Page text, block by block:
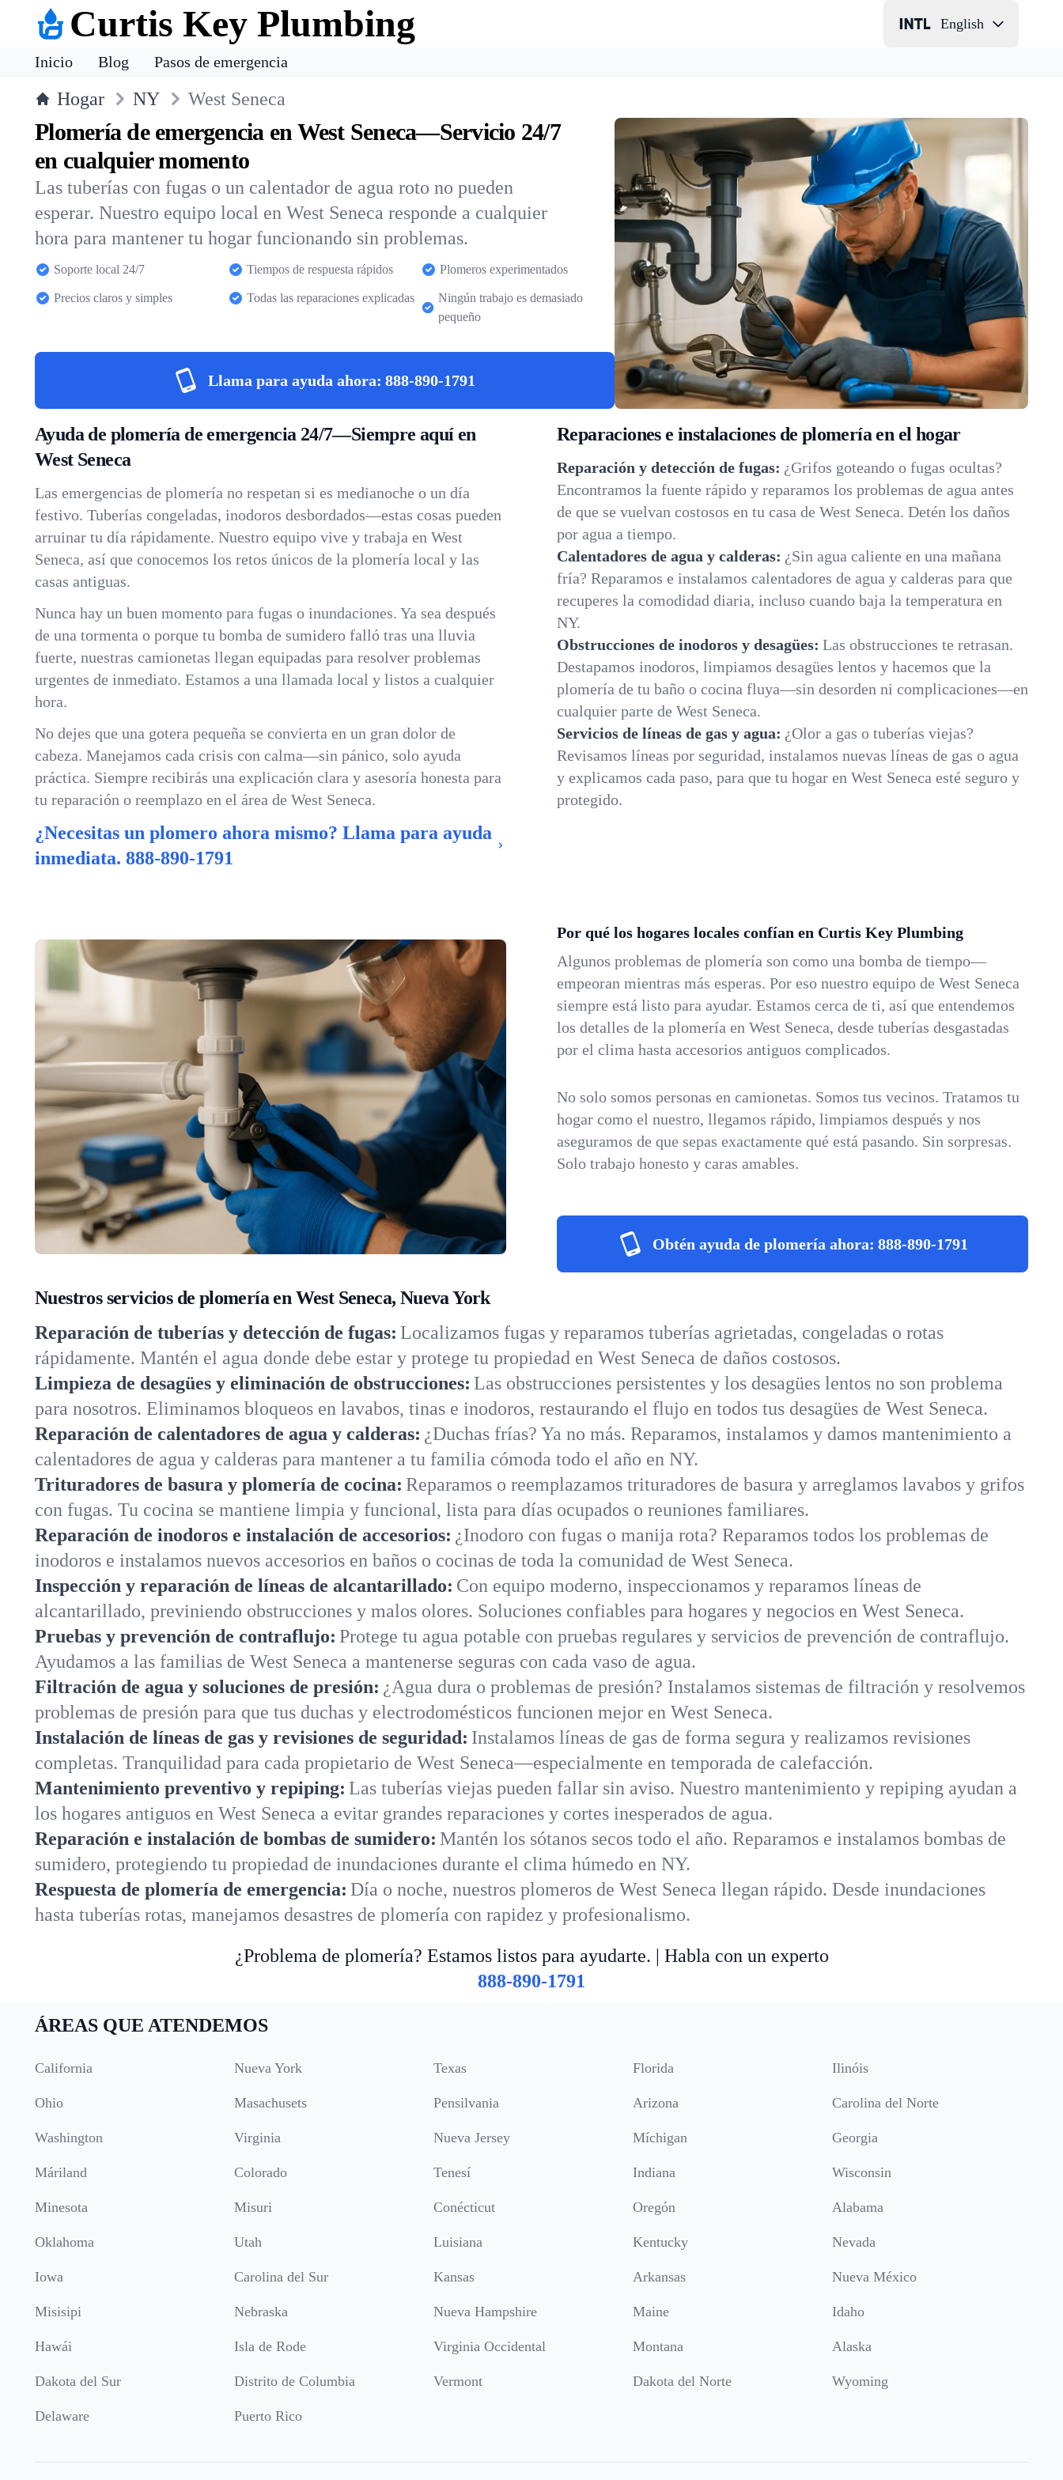
Curtis Key Plumbing English
Inicio Blog Pasos de emergencia
Hogar NY West Seneca
Plomería de emergencia en West Seneca—Servicio 24/7
en cualquier momento
Las tuberías con fugas o un calentador de agua roto no pueden
esperar. Nuestro equipo local en West Seneca responde a cualquier
hora para mantener tu hogar funcionando sin problemas.
Soporte local 24/7 Tiempos de respuesta rápidos Plomeros experimentados
Precios claros y simples Todas las reparaciones explicadas
Ningún trabajo es demasiado
pequeño
Llama para ayuda ahora: 888-890-1791
Ayuda de plomería de emergencia 24/7—Siempre aquí en
West Seneca
Las emergencias de plomería no respetan si es medianoche o un día
festivo. Tuberías congeladas, inodoros desbordados—estas cosas pueden
arruinar tu día rápidamente. Nuestro equipo vive y trabaja en West
Seneca, así que conocemos los retos únicos de la plomería local y las
casas antiguas.
Nunca hay un buen momento para fugas o inundaciones. Ya sea después
de una tormenta o porque tu bomba de sumidero falló tras una lluvia
fuerte, nuestras camionetas llegan equipadas para resolver problemas
urgentes de inmediato. Estamos a una llamada local y listos a cualquier
hora.
No dejes que una gotera pequeña se convierta en un gran dolor de
cabeza. Manejamos cada crisis con calma—sin pánico, solo ayuda
práctica. Siempre recibirás una explicación clara y asesoría honesta para
tu reparación o reemplazo en el área de West Seneca.
¿Necesitas un plomero ahora mismo? Llama para ayuda
inmediata. 888-890-1791
Reparaciones e instalaciones de plomería en el hogar
Reparación y detección de fugas: ¿Grifos goteando o fugas ocultas?
Encontramos la fuente rápido y reparamos los problemas de agua antes
de que se vuelvan costosos en tu casa de West Seneca. Detén los daños
por agua a tiempo.
Calentadores de agua y calderas: ¿Sin agua caliente en una mañana
fría? Reparamos e instalamos calentadores de agua y calderas para que
recuperes la comodidad diaria, incluso cuando baja la temperatura en
NY.
Obstrucciones de inodoros y desagües: Las obstrucciones te retrasan.
Destapamos inodoros, limpiamos desagües lentos y hacemos que la
plomería de tu baño o cocina fluya—sin desorden ni complicaciones—en
cualquier parte de West Seneca.
Servicios de líneas de gas y agua: ¿Olor a gas o tuberías viejas?
Revisamos líneas por seguridad, instalamos nuevas líneas de gas o agua
y explicamos cada paso, para que tu hogar en West Seneca esté seguro y
protegido.
Por qué los hogares locales confían en Curtis Key Plumbing
Algunos problemas de plomería son como una bomba de tiempo—
empeoran mientras más esperas. Por eso nuestro equipo de West Seneca
siempre está listo para ayudar. Estamos cerca de ti, así que entendemos
los detalles de la plomería en West Seneca, desde tuberías desgastadas
por el clima hasta accesorios antiguos complicados.
No solo somos personas en camionetas. Somos tus vecinos. Tratamos tu
hogar como el nuestro, llegamos rápido, limpiamos después y nos
aseguramos de que sepas exactamente qué está pasando. Sin sorpresas.
Solo trabajo honesto y caras amables.
Obtén ayuda de plomería ahora: 888-890-1791
Nuestros servicios de plomería en West Seneca, Nueva York
Reparación de tuberías y detección de fugas: Localizamos fugas y reparamos tuberías agrietadas, congeladas o rotas
rápidamente. Mantén el agua donde debe estar y protege tu propiedad en West Seneca de daños costosos.
Limpieza de desagües y eliminación de obstrucciones: Las obstrucciones persistentes y los desagües lentos no son problema
para nosotros. Eliminamos bloqueos en lavabos, tinas e inodoros, restaurando el flujo en todos tus desagües de West Seneca.
Reparación de calentadores de agua y calderas: ¿Duchas frías? Ya no más. Reparamos, instalamos y damos mantenimiento a
calentadores de agua y calderas para mantener a tu familia cómoda todo el año en NY.
Trituradores de basura y plomería de cocina: Reparamos o reemplazamos trituradores de basura y arreglamos lavabos y grifos
con fugas. Tu cocina se mantiene limpia y funcional, lista para días ocupados o reuniones familiares.
Reparación de inodoros e instalación de accesorios: ¿Inodoro con fugas o manija rota? Reparamos todos los problemas de
inodoros e instalamos nuevos accesorios en baños o cocinas de toda la comunidad de West Seneca.
Inspección y reparación de líneas de alcantarillado: Con equipo moderno, inspeccionamos y reparamos líneas de
alcantarillado, previniendo obstrucciones y malos olores. Soluciones confiables para hogares y negocios en West Seneca.
Pruebas y prevención de contraflujo: Protege tu agua potable con pruebas regulares y servicios de prevención de contraflujo.
Ayudamos a las familias de West Seneca a mantenerse seguras con cada vaso de agua.
Filtración de agua y soluciones de presión: ¿Agua dura o problemas de presión? Instalamos sistemas de filtración y resolvemos
problemas de presión para que tus duchas y electrodomésticos funcionen mejor en West Seneca.
Instalación de líneas de gas y revisiones de seguridad: Instalamos líneas de gas de forma segura y realizamos revisiones
completas. Tranquilidad para cada propietario de West Seneca—especialmente en temporada de calefacción.
Mantenimiento preventivo y repiping: Las tuberías viejas pueden fallar sin aviso. Nuestro mantenimiento y repiping ayudan a
los hogares antiguos en West Seneca a evitar grandes reparaciones y cortes inesperados de agua.
Reparación e instalación de bombas de sumidero: Mantén los sótanos secos todo el año. Reparamos e instalamos bombas de
sumidero, protegiendo tu propiedad de inundaciones durante el clima húmedo en NY.
Respuesta de plomería de emergencia: Día o noche, nuestros plomeros de West Seneca llegan rápido. Desde inundaciones
hasta tuberías rotas, manejamos desastres de plomería con rapidez y profesionalismo.
¿Problema de plomería? Estamos listos para ayudarte. | Habla con un experto
888-890-1791
ÁREAS QUE ATENDEMOS
California Nueva York Texas Florida Ilinóis
Ohio Masachusets Pensilvania Arizona Carolina del Norte
Washington Virginia Nueva Jersey Míchigan Georgia
Máriland Colorado Tenesí Indiana Wisconsin
Minesota Misuri Conécticut Oregón Alabama
Oklahoma Utah Luisiana Kentucky Nevada
Iowa Carolina del Sur Kansas Arkansas Nueva México
Misisipi Nebraska Nueva Hampshire Maine Idaho
Hawái Isla de Rode Virginia Occidental Montana Alaska
Dakota del Sur Distrito de Columbia Vermont Dakota del Norte Wyoming
Delaware Puerto Rico